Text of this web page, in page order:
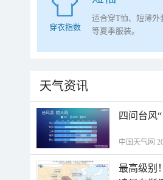
穿衣指数
适合穿T恤、短薄外
等夏季服装。
天气资讯
四问台风
中国天气网
最高级别